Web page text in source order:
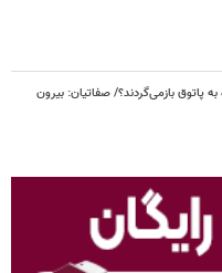
پاتوق بازمی‌گردند؟/ صفاتیان: بیرون